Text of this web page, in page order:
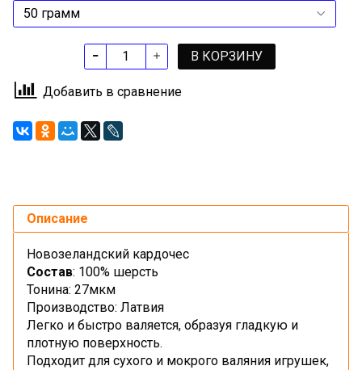
В КОРЗИНУ
Добавить в сравнение
Описание
Новозеландский кардочес
Состав: 100% шерсть
Тонина: 27мкм
Производство: Латвия
Легко и быстро валяется, образуя гладкую и
плотную поверхность.
Подходит для сухого и мокрого валяния игрушек,